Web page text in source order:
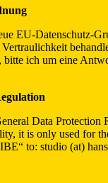
EU-Datenschutz-
bitte ich um eine
Data Protection
it is only used for
to: studio (at)